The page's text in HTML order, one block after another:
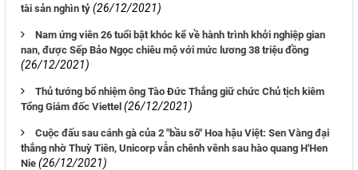
tài sản nghìn tỷ (26/12/2021)
Nam ứng viên 26 tuổi bật khóc kể về hành trình khởi nghiệp gian
nan, được Sếp Bảo Ngọc chiêu mộ với mức lương 38 triệu đồng
(26/12/2021)
Thủ tướng bổ nhiệm ông Tào Đức Thắng giữ chức Chủ tịch kiêm
Tổng Giám đốc Viettel (26/12/2021)
Cuộc đấu sau cánh gà của 2 "bầu sô" Hoa hậu Việt: Sen Vàng đại
thắng nhờ Thuỳ Tiên, Unicorp vẫn chênh vênh sau hào quang H'Hen
Nie (26/12/2021)